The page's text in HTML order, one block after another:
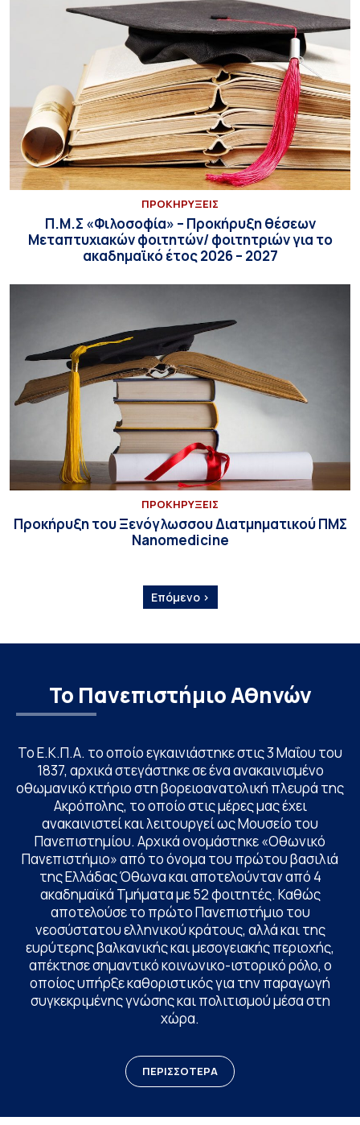
ΠΡΟΚΗΡΥΞΕΙΣ
Π.Μ.Σ «Φιλοσοφία» – Προκήρυξη θέσεων
Μεταπτυχιακών φοιτητών/ φοιτητριών για το
ακαδημαϊκό έτος 2026 – 2027
ΠΡΟΚΗΡΥΞΕΙΣ
Προκήρυξη του Ξενόγλωσσου Διατμηματικού ΠΜΣ
Nanomedicine
Επόμενο ›
Το Πανεπιστήμιο Αθηνών
Το Ε.Κ.Π.Α. το οποίο εγκαινιάστηκε στις 3 Μαΐου του
1837, αρχικά στεγάστηκε σε ένα ανακαινισμένο
οθωμανικό κτήριο στη βορειοανατολική πλευρά της
Ακρόπολης, το οποίο στις μέρες μας έχει
ανακαινιστεί και λειτουργεί ως Μουσείο του
Πανεπιστημίου. Αρχικά ονομάστηκε «Οθωνικό
Πανεπιστήμιο» από το όνομα του πρώτου βασιλιά
της Ελλάδας Όθωνα και αποτελούνταν από 4
ακαδημαϊκά Τμήματα με 52 φοιτητές. Καθώς
αποτελούσε το πρώτο Πανεπιστήμιο του
νεοσύστατου ελληνικού κράτους, αλλά και της
ευρύτερης βαλκανικής και μεσογειακής περιοχής,
απέκτησε σημαντικό κοινωνικο-ιστορικό ρόλο, ο
οποίος υπήρξε καθοριστικός για την παραγωγή
συγκεκριμένης γνώσης και πολιτισμού μέσα στη
χώρα.
ΠΕΡΙΣΣΟΤΕΡΑ